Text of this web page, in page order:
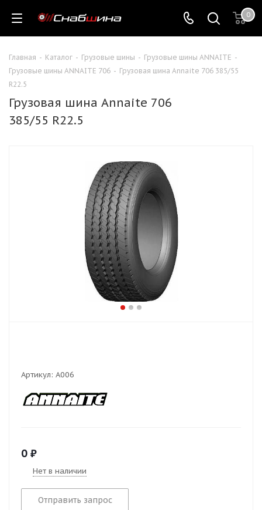
0
Главная - Каталог - Грузовые шины - Грузовые шины ANNAITE -
Грузовые шины ANNAITE 706 - Грузовая шина Annaite 706 385/55
R22.5
Грузовая шина Annaite 706
385/55 R22.5
Артикул: А006
0 ₽
Нет в наличии
Отправить запрос